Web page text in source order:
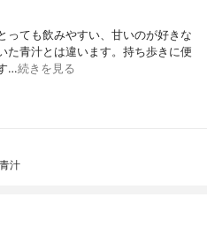
っても飲みやすい、甘いのが好きな
た青汁とは違います。持ち歩きに便
…続きを見る
汁